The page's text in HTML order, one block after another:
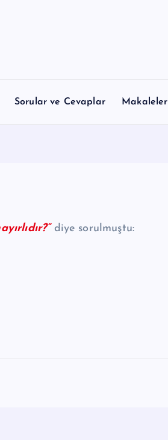
Sorular ve Cevaplar Makaleler
diye sorulmuştu: